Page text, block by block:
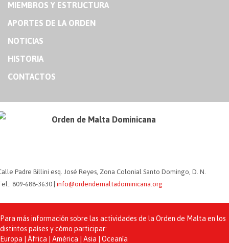
MIEMBROS Y ESTRUCTURA
APORTES DE LA ORDEN
NOTICIAS
HISTORIA
CONTACTOS
Orden de Malta Dominicana
Padre Billini esq. José Reyes, Zona Colonial Santo Domingo, D. N.
809-688-3630 | info@ordendemaltadominicana.org
Para más información sobre las actividades de la Orden de Malta en los
distintos países y cómo participar:
Europa | África | América | Asia | Oceanía